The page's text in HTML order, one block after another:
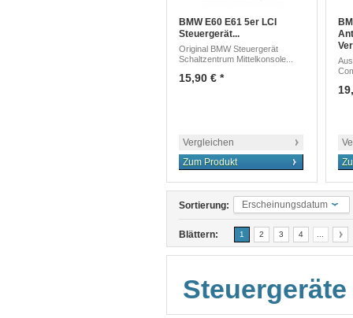
BMW E60 E61 5er LCI
Steuergerät...
Original BMW Steuergerät
Schaltzentrum Mittelkonsole...
15,90 € *
Vergleichen
Zum Produkt
Sortierung: Erscheinungsdatum
Blättern: 1 2 3 4